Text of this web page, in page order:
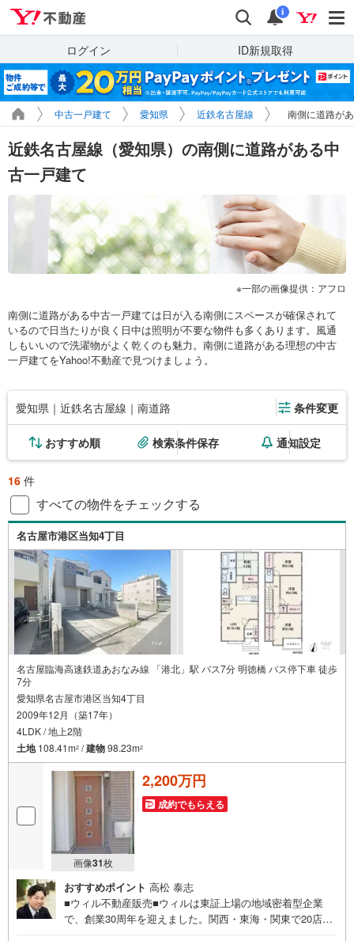
検索 通知
i
ログイン ID新規取得
中古一戸建て 愛知県 近鉄名古屋線 南側に道路が
近鉄名古屋線（愛知県）の南側に道路がある中
古一戸建て
一部の画像提供：アフロ
南側に道路がある中古一戸建ては日が入る南側にスペースが確保されて
いるので日当たりが良く日中は照明が不要な物件も多くあります。風通
しもいいので洗濯物がよく乾くのも魅力。南側に道路がある理想の中古
一戸建てをYahoo!不動産で見つけましょう。
愛知県｜近鉄名古屋線｜南道路 条件変更
おすすめ順 検索条件保存 通知設定
16 件
すべての物件をチェックする
名古屋市港区当知4丁目
名古屋臨海高速鉄道あおなみ線 「港北」駅 バス7分 明徳橋 バス停下車 徒歩
7分
愛知県名古屋市港区当知4丁目
2009年12月（築17年）
4LDK / 地上2階
土地108.41m2 /建物98.23m2
画像31枚
2,200万円
成約でもらえる
おすすめポイント 高松 泰志
■ウィル不動産販売■ウィルは東証上場の地域密着型企業
で、創業30周年を迎えました。関西・東海・関東で20店舗